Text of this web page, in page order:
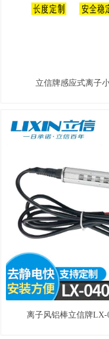
立信牌感应式离子
离子风铝棒立信牌LX-